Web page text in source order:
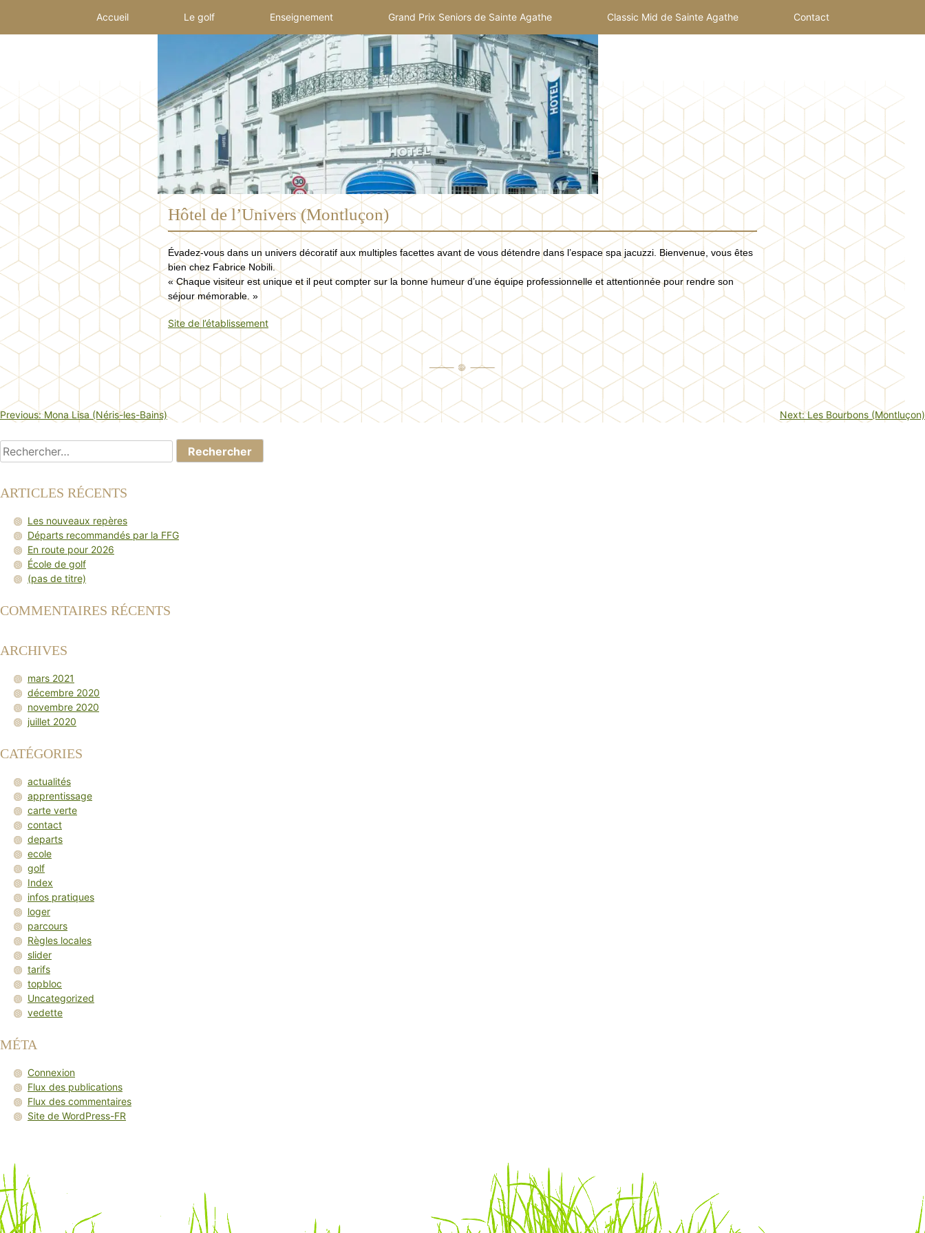
Accueil Le golf Enseignement Grand Prix Seniors de Sainte Agathe Classic Mid de Sainte Agathe Contact
Hôtel de l’Univers (Montluçon)
Évadez-vous dans un univers décoratif aux multiples facettes avant de vous détendre dans l’espace spa jacuzzi. Bienvenue, vous êtes
bien chez Fabrice Nobili.
« Chaque visiteur est unique et il peut compter sur la bonne humeur d’une équipe professionnelle et attentionnée pour rendre son
séjour mémorable. »
Site de l’établissement
NAVIGATION
L’ARTICLE
Previous: Mona Lisa (Néris-les-Bains) Next: Les Bourbons (Montluçon)
Rechercher :
ARTICLES RÉCENTS
Les nouveaux repères
Départs recommandés par la FFG
En route pour 2026
École de golf
(pas de titre)
COMMENTAIRES RÉCENTS
ARCHIVES
mars 2021
décembre 2020
novembre 2020
juillet 2020
CATÉGORIES
actualités
apprentissage
carte verte
contact
departs
ecole
golf
Index
infos pratiques
loger
parcours
Règles locales
slider
tarifs
topbloc
Uncategorized
vedette
MÉTA
Connexion
Flux des publications
Flux des commentaires
Site de WordPress-FR